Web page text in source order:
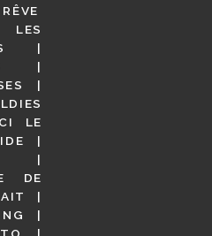
LES
LE
DE